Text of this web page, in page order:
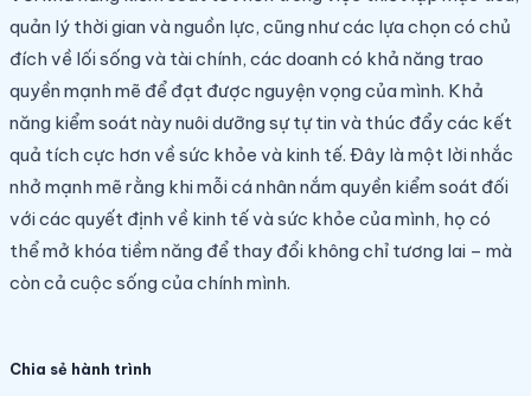
quản lý thời gian và nguồn lực, cũng như các lựa chọn có chủ
đích về lối sống và tài chính, các doanh có khả năng trao
quyền mạnh mẽ để đạt được nguyện vọng của mình. Khả
năng kiểm soát này nuôi dưỡng sự tự tin và thúc đẩy các kết
quả tích cực hơn về sức khỏe và kinh tế. Đây là một lời nhắc
nhở mạnh mẽ rằng khi mỗi cá nhân nắm quyền kiểm soát đối
với các quyết định về kinh tế và sức khỏe của mình, họ có
thể mở khóa tiềm năng để thay đổi không chỉ tương lai – mà
còn cả cuộc sống của chính mình.
Chia sẻ hành trình